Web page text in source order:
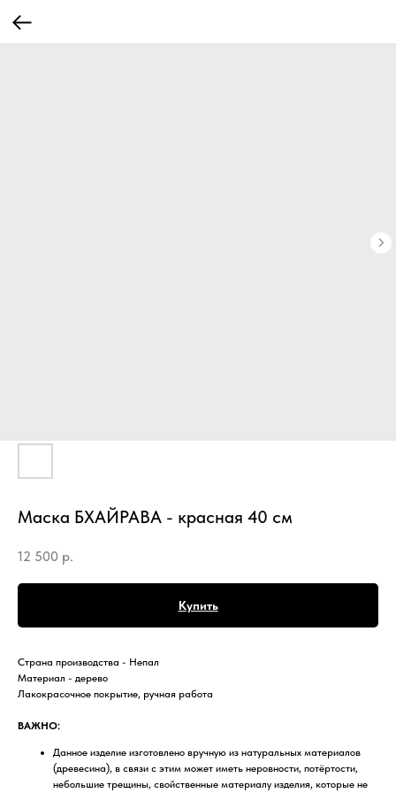
Маска БХАЙРАВА - красная 40 см
12 500 р.
Купить
Страна производства - Непал
Материал - дерево
Лакокрасочное покрытие, ручная работа
ВАЖНО:
Данное изделие изготовлено вручную из натуральных материалов
(древесина), в связи с этим может иметь неровности, потёртости,
небольшие трещины, свойственные материалу изделия, которые не